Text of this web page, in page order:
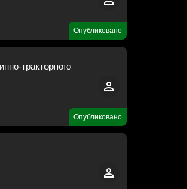
Опубликовано
Опубликовано
тракторного